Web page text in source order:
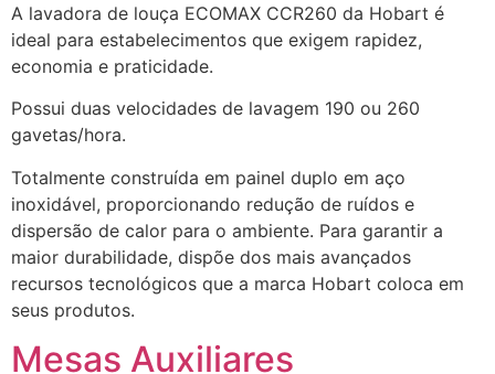
A lavadora de louça ECOMAX CCR260 da Hobart é
ideal para estabelecimentos que exigem rapidez,
economia e praticidade.
Possui duas velocidades de lavagem 190 ou 260
gavetas/hora.
Totalmente construída em painel duplo em aço
inoxidável, proporcionando redução de ruídos e
dispersão de calor para o ambiente. Para garantir a
maior durabilidade, dispõe dos mais avançados
recursos tecnológicos que a marca Hobart coloca em
seus produtos.
Mesas Auxiliares